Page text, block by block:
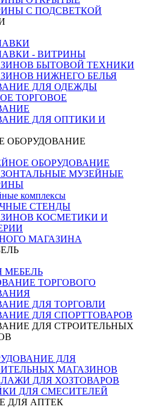
С ПОДСВЕТКОЙ
- ВИТРИНЫ
БЫТОВОЙ ТЕХНИКИ
НИЖНЕГО БЕЛЬЯ
ДЛЯ ОДЕЖДЫ
ТОРГОВОЕ
ДЛЯ ОПТИКИ И
ОБОРУДОВАНИЕ
ОБОРУДОВАНИЕ
МУЗЕЙНЫЕ
комплексы
СТЕНДЫ
КОСМЕТИКИ И
МАГАЗИНА
МЕБЕЛЬ
ТОРГОВОГО
ДЛЯ ТОРГОВЛИ
ДЛЯ СПОРТТОВАРОВ
ДЛЯ СТРОИТЕЛЬНЫХ
ДЛЯ
МАГАЗИНОВ
ДЛЯ ХОЗТОВАРОВ
ДЛЯ СМЕСИТЕЛЕЙ
ДЛЯ АПТЕК